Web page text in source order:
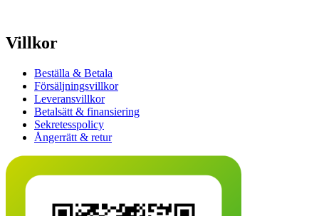
Villkor
Beställa & Betala
Försäljningsvillkor
Leveransvillkor
Betalsätt & finansiering
Sekretesspolicy
Ångerrätt & retur